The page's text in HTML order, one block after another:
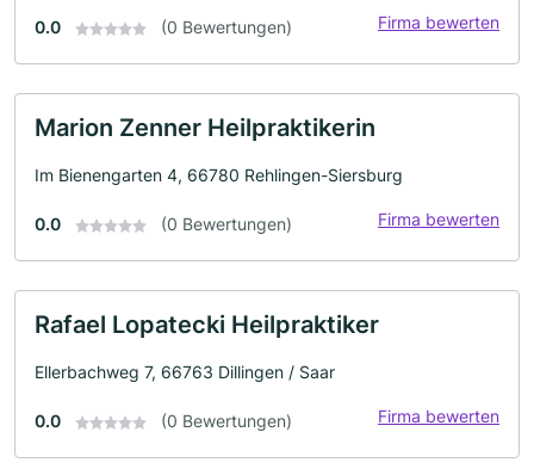
0.0 (0 Bewertungen) Firma bewerten
Marion Zenner Heilpraktikerin
Im Bienengarten 4, 66780 Rehlingen-Siersburg
0.0 (0 Bewertungen) Firma bewerten
Rafael Lopatecki Heilpraktiker
Ellerbachweg 7, 66763 Dillingen / Saar
0.0 (0 Bewertungen) Firma bewerten